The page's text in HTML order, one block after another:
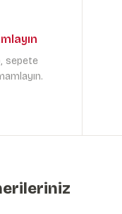
sepete